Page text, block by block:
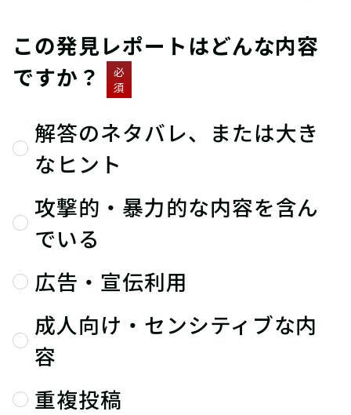
この発見レポートはどんな内容
ですか？
必
須
解答のネタバレ、または大き
なヒント
攻撃的・暴力的な内容を含ん
でいる
広告・宣伝利用
成人向け・センシティブな内
容
重複投稿